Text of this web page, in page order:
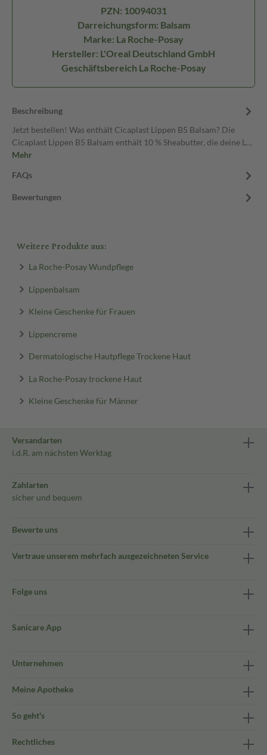
PZN: 10094031
Darreichungsform: Balsam
Marke: La Roche-Posay
Hersteller: L'Oreal Deutschland GmbH
Geschäftsbereich La Roche-Posay
Beschreibung
Jetzt bestellen! Was enthält Cicaplast Lippen B5 Balsam? Die
Cicaplast Lippen B5 Balsam enthält 10 % Sheabutter, die deine L…
Mehr
FAQs
Bewertungen
Weitere Produkte aus:
La Roche-Posay Wundpflege
Lippenbalsam
Kleine Geschenke für Frauen
Lippencreme
Dermatologische Hautpflege Trockene Haut
La Roche-Posay trockene Haut
Kleine Geschenke für Männer
Versandarten
i.d.R. am nächsten Werktag
Zahlarten
sicher und bequem
Bewerte uns
Vertraue unserem mehrfach ausgezeichneten Service
Folge uns
Sanicare App
Unternehmen
Meine Apotheke
So geht's
Rechtliches